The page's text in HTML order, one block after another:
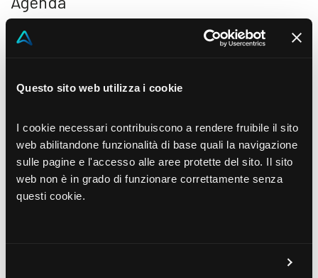
Questo sito web utilizza i cookie
I cookie necessari contribuiscono a rendere fruibile il sito
web abilitandone funzionalità di base quali la navigazione
sulle pagine e l'accesso alle aree protette del sito. Il sito
web non è in grado di funzionare correttamente senza
questi cookie.
17:00 – 17:15 | Benvenuto e Introduzione
17:15 – 17:40 | Controllo della redditività: Sfide e
Approfondimento delle principali difficoltà nel
monitoraggio della redditività aziendale, con un focus
su come affrontare le sfide più comuni.
Claudio De Riso | Partner Gruppo Intent Spa
Presentazione di Tarko by Akeron, soluzione ideata e